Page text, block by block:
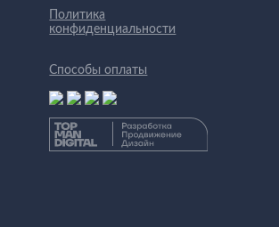
Политика
конфиденциальности
Способы оплаты